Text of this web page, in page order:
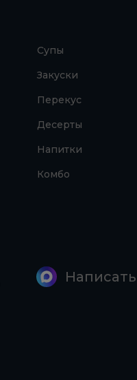
Супы
Закуски
Перекус
Десерты
Напитки
Комбо